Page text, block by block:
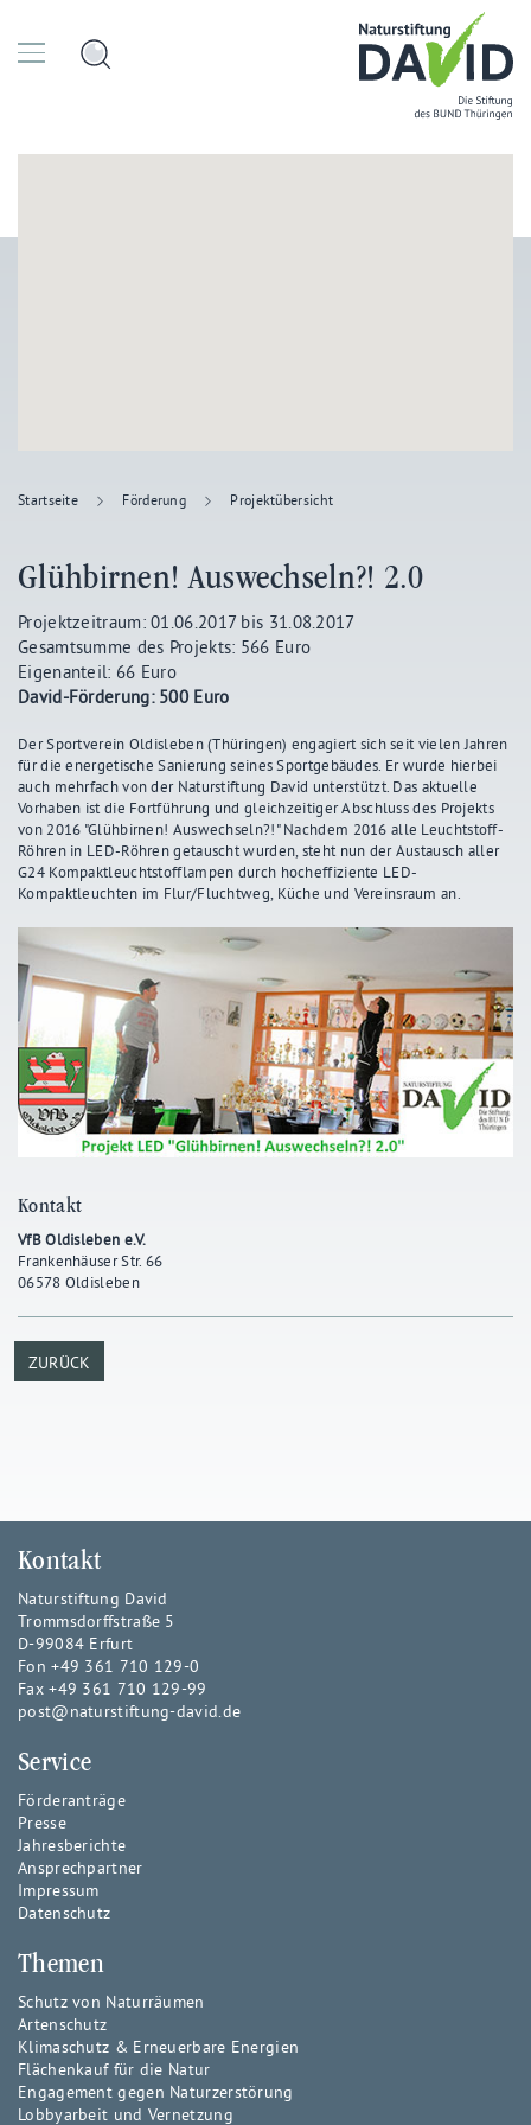
Startseite Förderung Projektübersicht
Glühbirnen! Auswechseln?! 2.0
Projektzeitraum: 01.06.2017 bis 31.08.2017
Gesamtsumme des Projekts: 566 Euro
Eigenanteil: 66 Euro
David-Förderung: 500 Euro
Der Sportverein Oldisleben (Thüringen) engagiert sich seit vielen Jahren
für die energetische Sanierung seines Sportgebäudes. Er wurde hierbei
auch mehrfach von der Naturstiftung David unterstützt. Das aktuelle
Vorhaben ist die Fortführung und gleichzeitiger Abschluss des Projekts
von 2016 "Glühbirnen! Auswechseln?!" Nachdem 2016 alle Leuchtstoff-
Röhren in LED-Röhren getauscht wurden, steht nun der Austausch aller
G24 Kompaktleuchtstofflampen durch hocheffiziente LED-
Kompaktleuchten im Flur/Fluchtweg, Küche und Vereinsraum an.
Kontakt
VfB Oldisleben e.V.
Frankenhäuser Str. 66
06578 Oldisleben
ZURÜCK
Kontakt
Naturstiftung David
Trommsdorffstraße 5
D-99084 Erfurt
Fon +49 361 710 129-0
Fax +49 361 710 129-99
post@naturstiftung-david.de
Service
Förderanträge
Presse
Jahresberichte
Ansprechpartner
Impressum
Datenschutz
Themen
Schutz von Naturräumen
Artenschutz
Klimaschutz & Erneuerbare Energien
Flächenkauf für die Natur
Engagement gegen Naturzerstörung
Lobbyarbeit und Vernetzung